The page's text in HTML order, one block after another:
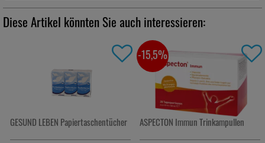
Diese Artikel könnten Sie auch interessieren:
GESUND LEBEN Papiertaschentücher ASPECTON Immun Trinkampullen
-15,5%